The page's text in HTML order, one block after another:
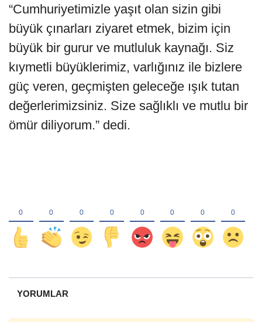
“Cumhuriyetimizle yaşıt olan sizin gibi
büyük çınarları ziyaret etmek, bizim için
büyük bir gurur ve mutluluk kaynağı. Siz
kıymetli büyüklerimiz, varlığınız ile bizlere
güç veren, geçmişten geleceğe ışık tutan
değerlerimizsiniz. Size sağlıklı ve mutlu bir
ömür diliyorum.” dedi.
YORUMLAR